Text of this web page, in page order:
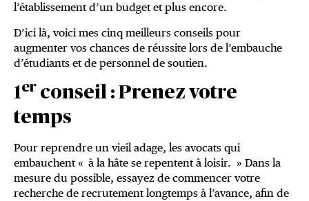
l’établissement d’un budget et plus encore.
D’ici là, voici mes cinq meilleurs conseils pour
augmenter vos chances de réussite lors de l’embauche
d’étudiants et de personnel de soutien.
1er conseil : Prenez votre
temps
Pour reprendre un vieil adage, les avocats qui
embauchent « à la hâte se repentent à loisir. » Dans la
mesure du possible, essayez de commencer votre
recherche de recrutement longtemps à l’avance, afin de